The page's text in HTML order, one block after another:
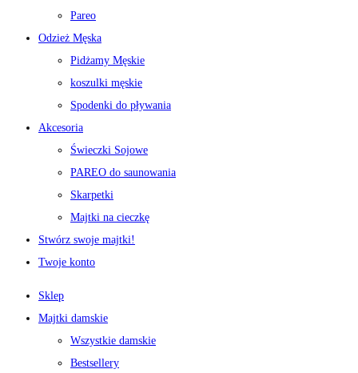
Pareo
Odzież Męska
Pidżamy Męskie
koszulki męskie
Spodenki do pływania
Akcesoria
Świeczki Sojowe
PAREO do saunowania
Skarpetki
Majtki na cieczkę
Stwórz swoje majtki!
Twoje konto
Sklep
Majtki damskie
Wszystkie damskie
Bestsellery